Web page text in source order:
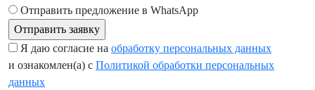
Отправить предложение в WhatsApp
Я даю согласие на обработку персональных данных
и ознакомлен(а) с Политикой обработки персональных
данных